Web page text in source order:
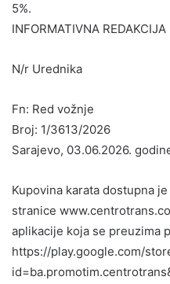
5%.
INFORMATIVNA REDAKCIJA
N/r Urednika
Fn: Red vožnje
Broj: 1/3613/2026
Sarajevo, 03.06.2026.
Kupovina karata dostupna
stranice
aplikacije koja se preuzima
https://play.google.com/